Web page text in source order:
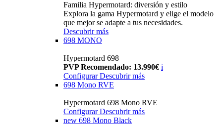
Familia Hypermotard: diversión y estilo
Explora la gama Hypermotard y elige el modelo
que mejor se adapte a tus necesidades.
Descubrir más
698 MONO
Hypermotard 698
PVP Recomendado: 13.990€ i
ConfigurarDescubrir más
698 Mono RVE
Hypermotard 698 Mono RVE
Configurar Descubrir más
new 698 Mono Black